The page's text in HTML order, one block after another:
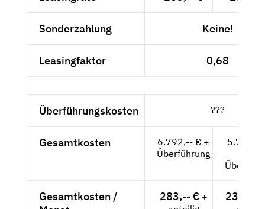
Sonderzahlung Keine!
Leasingfaktor 0,68
Überführungskosten ???
Gesamtkosten
6.792,-- € +
Überführung
Gesamtkosten /
283,-- €+
237,82